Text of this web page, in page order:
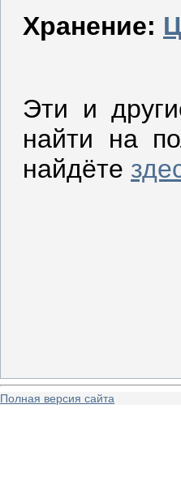
Хранение:
Эти и
найти на
найдёте
Полная версия сайта